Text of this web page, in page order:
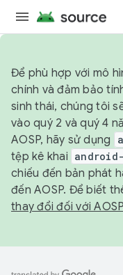
Để phù hợp với mô
chính và đảm bảo
sinh thái, chúng tôi
vào quý 2 và quý 4
AOSP, hãy sử dụng
tệp kê khai
chiếu đến bản phát
đến AOSP. Để biết
thay đổi đối với AOSP